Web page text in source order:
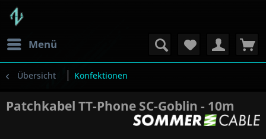
Menü
Übersicht Konfektionen
Patchkabel TT-Phone SC-Goblin - 10m